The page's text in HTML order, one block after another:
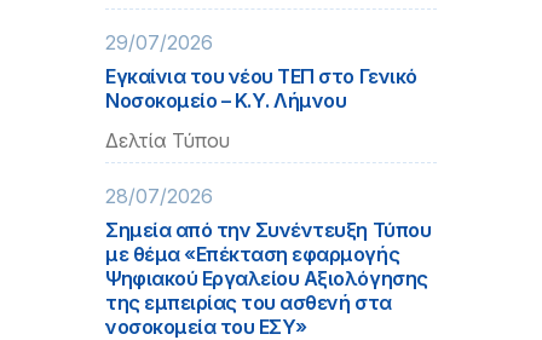
29/07/2026
Εγκαίνια του νέου ΤΕΠ στο Γενικό
Νοσοκομείο – Κ.Υ. Λήμνου
Δελτία Τύπου
28/07/2026
Σημεία από την Συνέντευξη Τύπου
με θέμα «Επέκταση εφαρμογής
Ψηφιακού Εργαλείου Αξιολόγησης
της εμπειρίας του ασθενή στα
νοσοκομεία του ΕΣΥ»